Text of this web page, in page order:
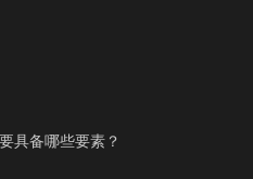
具备哪些要素？